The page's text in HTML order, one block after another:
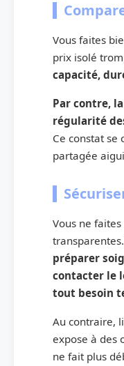
Vous faites
prix isolé
capacité,
Par contre,
régularité
Ce constat se
partagée
Vous ne
transparentes.
préparer
contacter le
tout besoin
Au contraire,
expose à des
ne fait plus